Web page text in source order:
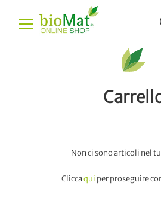
Non ci sono articoli nel
Cliccaqui per proseguire